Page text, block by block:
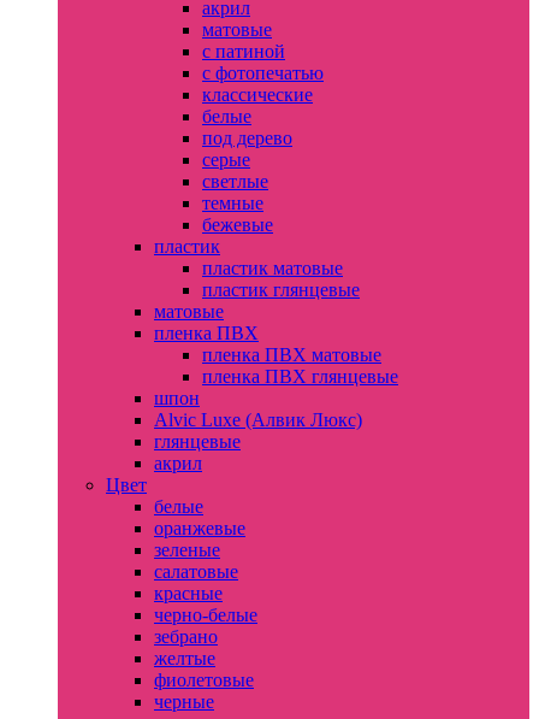
акрил
матовые
с патиной
с фотопечатью
классические
белые
под дерево
серые
светлые
темные
бежевые
пластик
пластик матовые
пластик глянцевые
матовые
пленка ПВХ
пленка ПВХ матовые
пленка ПВХ глянцевые
шпон
Alvic Luxe (Алвик Люкс)
глянцевые
акрил
Цвет
белые
оранжевые
зеленые
салатовые
красные
черно-белые
зебрано
желтые
фиолетовые
черные